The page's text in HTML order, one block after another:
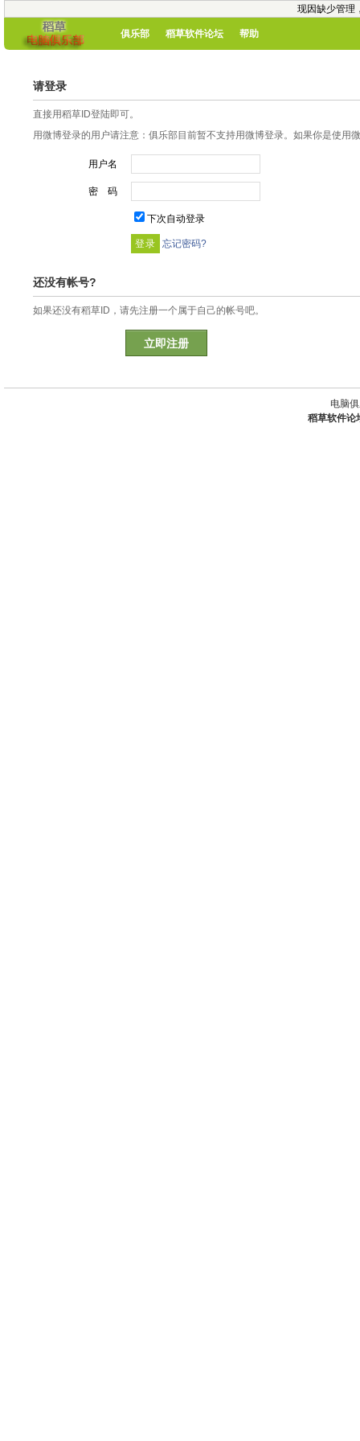
现因缺少管理
俱乐部 稻草软件论坛 帮助
请登录
直接用稻草ID登陆即可。
用微博登录的用户请注意：俱乐部目前暂不支持用微博登录。如果你是使用
用户名
密 码
下次自动登录
忘记密码?
还没有帐号?
如果还没有稻草ID，请先注册一个属于自己的帐号吧。
立即注册
电脑
稻草软件论